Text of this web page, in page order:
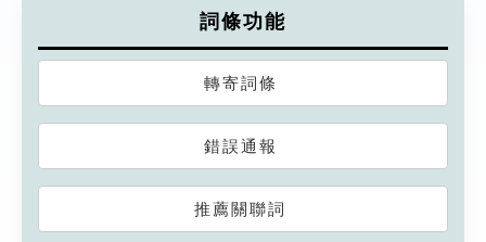
詞條功能
轉寄詞條
錯誤通報
推薦關聯詞